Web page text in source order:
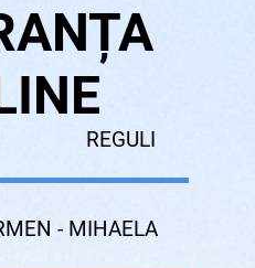
- MIHAELA